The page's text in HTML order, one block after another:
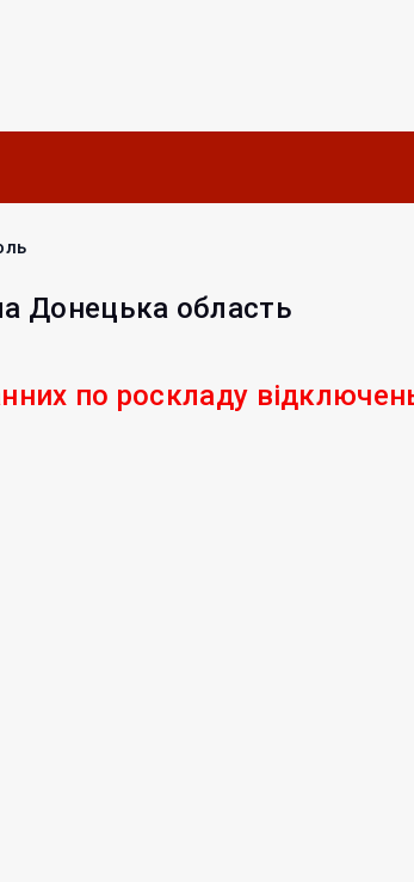
Донецька область
по роскладу